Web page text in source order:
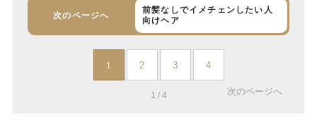
次のページへ
前髪なしでイメチェンしたい人
向けヘア
1 2 3 4
1 / 4 次のページへ